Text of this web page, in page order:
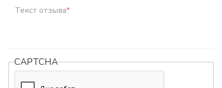
Текст отзыва*
CAPTCHA